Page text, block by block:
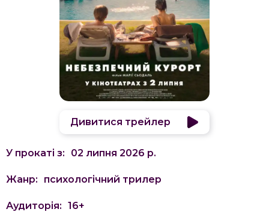
Дивитися трейлер
У прокаті з: 02 липня 2026 р.
Жанр: психологічний трилер
Аудиторія: 16+